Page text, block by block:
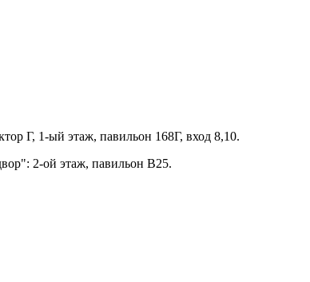
Г, 1-ый этаж, павильон 168Г, вход 8,10.
2-ой этаж, павильон В25.